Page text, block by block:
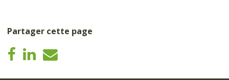
Partager cette page